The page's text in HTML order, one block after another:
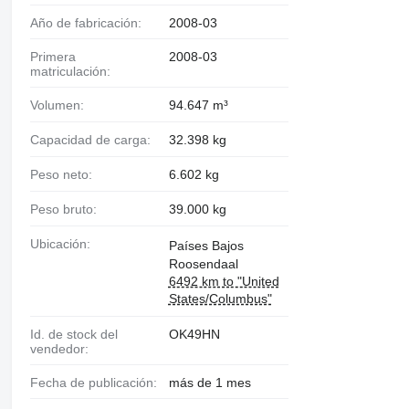
Año de fabricación: 2008-03
Primera
matriculación:
2008-03
Volumen: 94.647 m³
Capacidad de carga: 32.398 kg
Peso neto: 6.602 kg
Peso bruto: 39.000 kg
Ubicación:
Países Bajos
Roosendaal
6492 km to "United
States/Columbus"
Id. de stock del
vendedor:
OK49HN
Fecha de publicación: más de 1 mes